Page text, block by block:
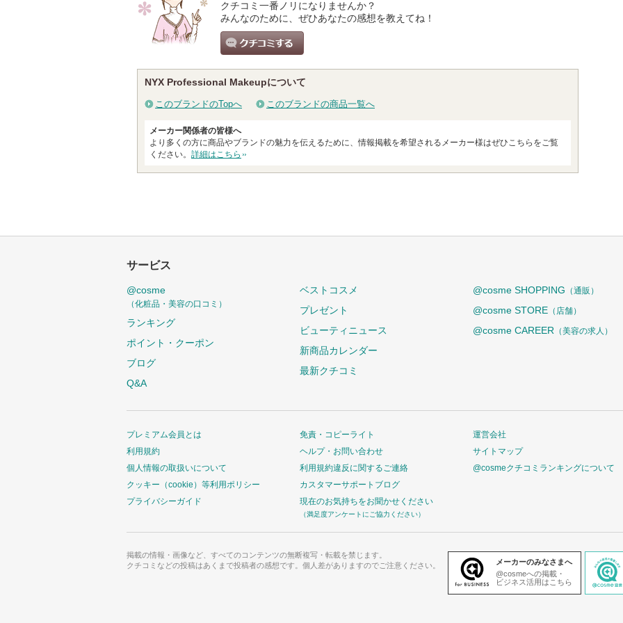
クチコミ一番ノリになりませんか？
みんなのために、ぜひあなたの感想を教えてね！
NYX Professional Makeupについて
このブランドのTopへ このブランドの商品一覧へ
メーカー関係者の皆様へ
より多くの方に商品やブランドの魅力を伝えるために、情報掲載を希望されるメーカー様はぜひこちらをご覧
ください。 詳細はこちら
サービス
@cosme
（化粧品・美容の口コミ）
ランキング
ポイント・クーポン
ブログ
Q&A
ベストコスメ
プレゼント
ビューティニュース
新商品カレンダー
最新クチコミ
@cosme SHOPPING （通販）
@cosme STORE （店舗）
@cosme CAREER （美容の求人）
プレミアム会員とは
利用規約
個人情報の取扱いについて
クッキー（cookie）等利用ポリシー
プライバシーガイド
免責・コピーライト
ヘルプ・お問い合わせ
利用規約違反に関するご連絡
カスタマーサポートブログ
現在のお気持ちをお聞かせください
（満足度アンケートにご協力ください）
運営会社
サイトマップ
@cosmeクチコミランキングについて
掲載の情報・画像など、すべてのコンテンツの無断複写・転載を禁じます。
クチコミなどの投稿はあくまで投稿者の感想です。個人差がありますのでご注意ください。
メーカーのみなさまへ
@cosmeへの掲載・
ビジネス活用はこちら